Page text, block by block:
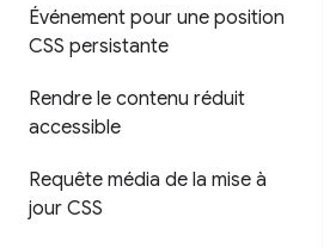
Événement pour une position
CSS persistante
Rendre le contenu réduit
accessible
Requête média de la mise à
jour CSS